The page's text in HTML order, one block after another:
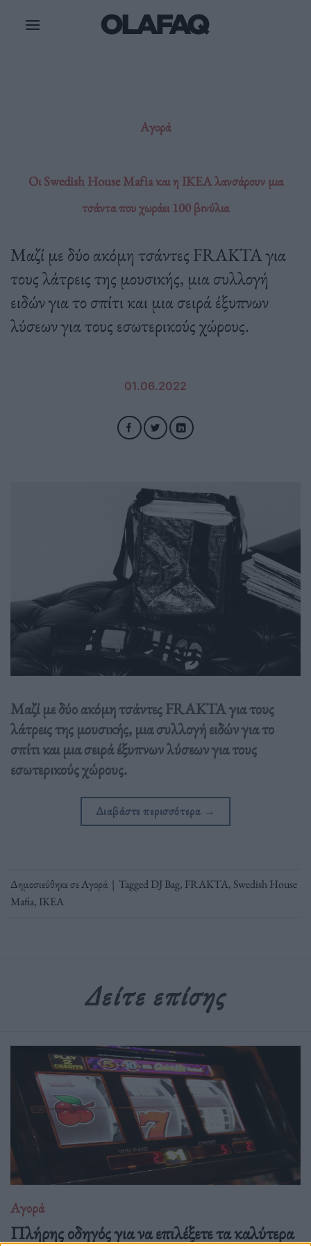
Αγορά
Οι Swedish House Mafia και η IKEA λανσάρουν μια
τσάντα που χωράει 100 βινύλια
Μαζί με δύο ακόμη τσάντες FRAKTA για
τους λάτρεις της μουσικής, μια συλλογή
ειδών για το σπίτι και μια σειρά έξυπνων
λύσεων για τους εσωτερικούς χώρους.
01.06.2022
Μαζί με δύο ακόμη τσάντες FRAKTA για τους
λάτρεις της μουσικής, μια συλλογή ειδών για το
σπίτι και μια σειρά έξυπνων λύσεων για τους
εσωτερικούς χώρους.
Διαβάστε περισσότερα →
Δημοσιεύθηκε σεΑγορά | TaggedDJ Bag, FRAKTA, Swedish House
Mafia, ΙΚΕΑ
Δείτε επίσης
Αγορά
Πλήρης οδηγός για να επιλέξετε τα καλύτερα